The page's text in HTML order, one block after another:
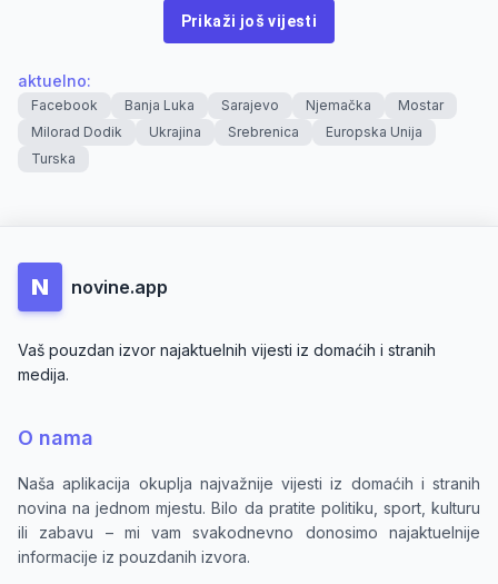
Prikaži još vijesti
aktuelno:
Facebook Banja Luka Sarajevo Njemačka
Mostar
Milorad Dodik
Ukrajina Srebrenica
Europska Unija
Turska
N novine.app
Vaš pouzdan izvor najaktuelnih vijesti iz domaćih i stranih
medija.
O nama
Naša aplikacija okuplja najvažnije vijesti iz domaćih i stranih
novina na jednom mjestu. Bilo da pratite politiku, sport, kulturu
ili zabavu – mi vam svakodnevno donosimo najaktuelnije
informacije iz pouzdanih izvora.